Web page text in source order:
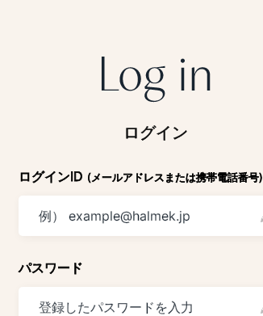
ログイン
ログインID (メールアドレスまたは携帯電話番号)
パスワード